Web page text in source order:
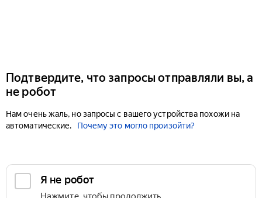
Подтвердите, что запросы отправляли вы, а
не робот
Нам очень жаль, но запросы с вашего устройства похожи на
автоматические.
Почему это могло произойти?